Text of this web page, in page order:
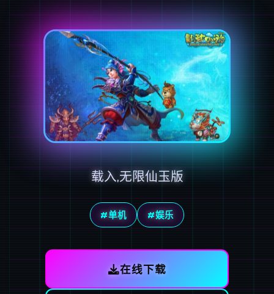
载入,无限仙玉版
#单机 #娱乐
在线下载